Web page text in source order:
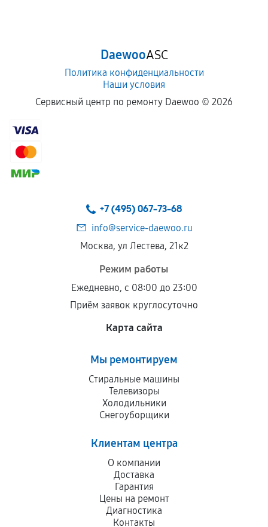
DaewooASC
Политика конфиденциальности
Наши условия
Сервисный центр по ремонту Daewoo © 2026
+7 (495) 067-73-68
info@service-daewoo.ru
Москва, ул Лестева, 21к2
Режим работы
Ежедневно, с 08:00 до 23:00
Приём заявок круглосуточно
Карта сайта
Мы ремонтируем
Стиральные машины
Телевизоры
Холодильники
Снегоуборщики
Клиентам центра
О компании
Доставка
Гарантия
Цены на ремонт
Диагностика
Контакты